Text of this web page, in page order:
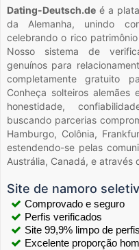
Dating-Deutsch.de é a
da Alemanha, unindo
celebrando o rico
Nosso sistema de
genuínos para
completamente gratuito
Conheça solteiros alemães
honestidade,
buscando parcerias
Hamburgo, Colônia,
estendendo-se pelas
Austrália, Canadá, e através
Site de namoro
Comprovado e seguro
Perfis verificados
Site 99,9% limpo de
Excelente proporção